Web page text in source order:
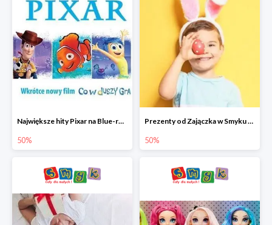
Największe hity Pixar na Blue-rey i DVD w Smyku - drugi film -50%
50%
Prezenty od Zajączka w Smyku do -50%
50%